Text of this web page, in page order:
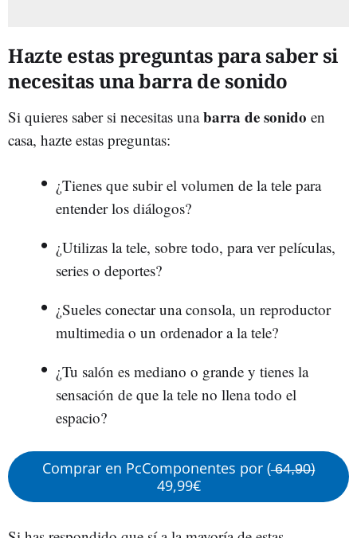
Hazte estas preguntas para saber si
necesitas una barra de sonido
Si quieres saber si necesitas unabarra de sonido en
casa, hazte estas preguntas:
¿Tienes que subir el volumen de la tele para
entender los diálogos?
¿Utilizas la tele, sobre todo, para ver películas,
series o deportes?
¿Sueles conectar una consola, un reproductor
multimedia o un ordenador a la tele?
¿Tu salón es mediano o grande y tienes la
sensación de que la tele no llena todo el
espacio?
Comprar en PcComponentes por ( ̶6̶4̶,̶9̶0̶)
49,99€